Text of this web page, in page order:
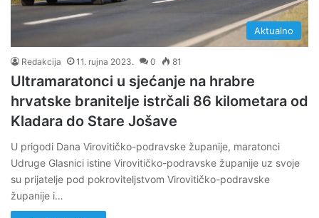
Aktualno
Redakcija 11. rujna 2023. 0 81
Ultramaratonci u sjećanje na hrabre
hrvatske branitelje istrčali 86 kilometara od
Kladara do Stare Jošave
U prigodi Dana Virovitičko-podravske županije, maratonci
Udruge Glasnici istine Virovitičko-podravske županije uz svoje
su prijatelje pod pokroviteljstvom Virovitičko-podravske
županije i…